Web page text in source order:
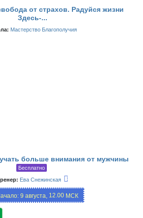
от страхов. Радуйся жизни
Здесь-...
Мастерство Благополучия
больше внимания от мужчины
Бесплатно
Ева Снежинская
9 августа, 12.00,
17:00
МСК